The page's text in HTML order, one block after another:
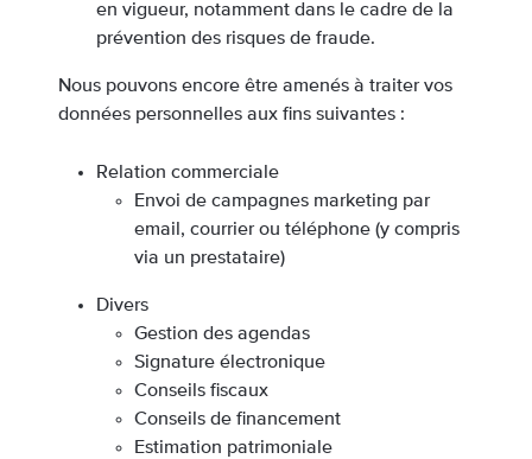
en vigueur, notamment dans le cadre de la
prévention des risques de fraude.
Nous pouvons encore être amenés à traiter vos
données personnelles aux fins suivantes :
Relation commerciale
Envoi de campagnes marketing par
email, courrier ou téléphone (y compris
via un prestataire)
Divers
Gestion des agendas
Signature électronique
Conseils fiscaux
Conseils de financement
Estimation patrimoniale